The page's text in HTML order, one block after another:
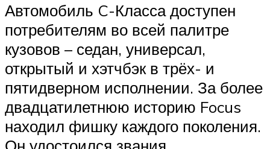
Автомобиль C-Класса доступен
потребителям во всей палитре
кузовов – седан, универсал,
открытый и хэтчбэк в трёх- и
пятидверном исполнении. За более
двадцатилетнюю историю Focus
находил фишку каждого поколения.